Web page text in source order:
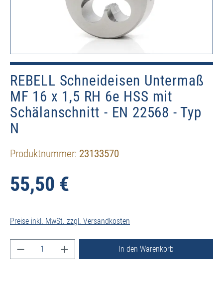
REBELL Schneideisen Untermaß
MF 16 x 1,5 RH 6e HSS mit
Schälanschnitt - EN 22568 - Typ
N
Produktnummer: 23133570
55,50 €
Preise inkl. MwSt. zzgl. Versandkosten
Produkt Anzahl: Gib den gewünschten Wert ein
In den Warenkorb